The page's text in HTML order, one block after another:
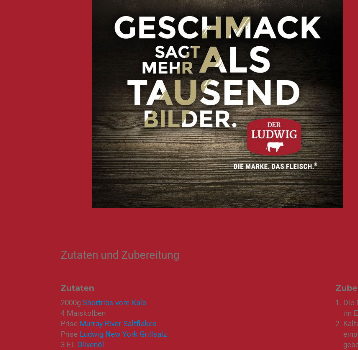
Zutaten und Zubereitung
Zutaten
2000g Shortribs vom Kalb
4 Maiskolben
Prise Murray River Saltflakes
Prise Ludwig New York Grillsalz
3 EL Olivenöl
Die
im